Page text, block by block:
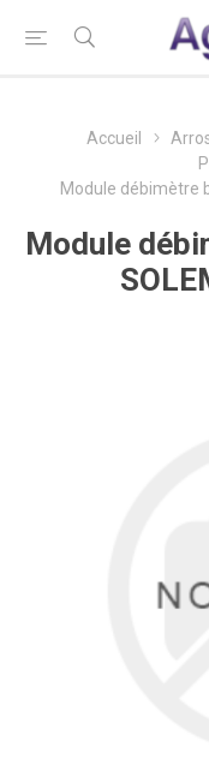
Accueil
Module débimètre
Module